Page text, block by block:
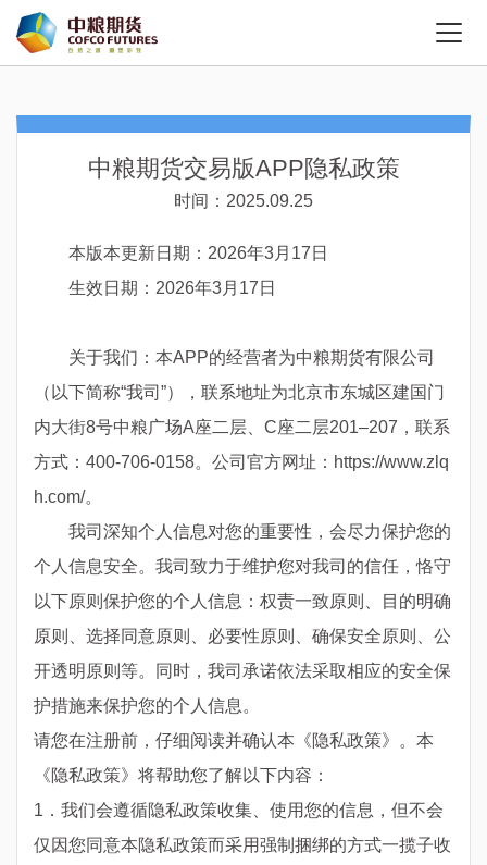
中粮期货交易版APP隐私政策
时间：2025.09.25
本版本更新日期：2026年3月17日
生效日期：2026年3月17日
关于我们：本APP的经营者为中粮期货有限公司
（以下简称“我司”），联系地址为北京市东城区建国门
内大街8号中粮广场A座二层、C座二层201–207，联系
方式：400-706-0158。公司官方网址：https://www.zlq
h.com/。
我司深知个人信息对您的重要性，会尽力保护您的
个人信息安全。我司致力于维护您对我司的信任，恪守
以下原则保护您的个人信息：权责一致原则、目的明确
原则、选择同意原则、必要性原则、确保安全原则、公
开透明原则等。同时，我司承诺依法采取相应的安全保
护措施来保护您的个人信息。
请您在注册前，仔细阅读并确认本《隐私政策》。本
《隐私政策》将帮助您了解以下内容：
1．我们会遵循隐私政策收集、使用您的信息，但不会
仅因您同意本隐私政策而采用强制捆绑的方式一揽子收